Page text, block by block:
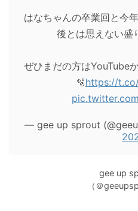
はなちゃんの卒業回と今
後とは思えない盛
ぜひまだの方はYouTube
🫧https://
— gee up sprout
gee up
（＠